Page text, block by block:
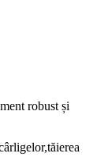
robust și